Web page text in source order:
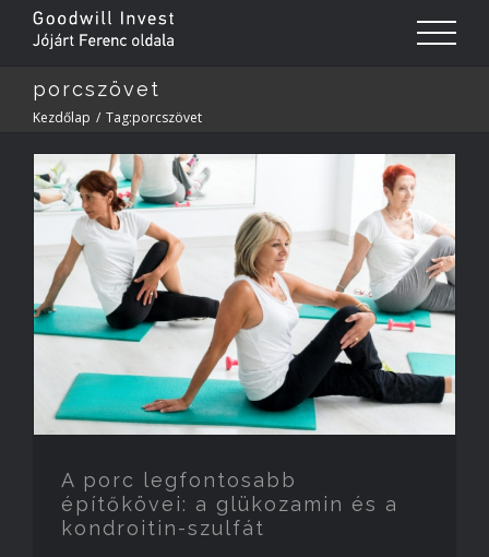
porcszövet
Kezdőlap / Tag:porcszövet
A porc legfontosabb
építőkövei: a glükozamin és a
kondroitin-szulfát